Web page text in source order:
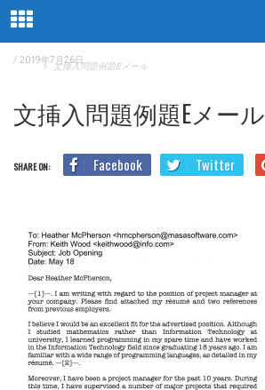
Home 文挿入問題例題Eメール
/ 2019年7月26日
文挿入問題例題Eメール
SHARE ON: Facebook Twitter